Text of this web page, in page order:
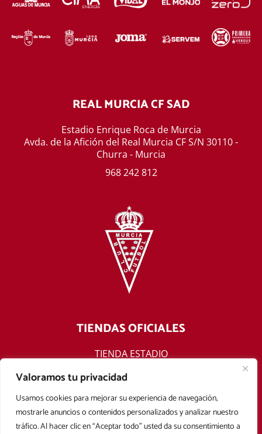
Valoramos tu privacidad
Usamos cookies para mejorar su experiencia de navegación,
mostrarle anuncios o contenidos personalizados y analizar nuestro
tráfico. Al hacer clic en “Aceptar todo” usted da su consentimiento a
REAL MURCIA CF SAD
Estadio Enrique Roca de Murcia
Avda. de la Afición del Real Murcia CF S/N 30110 -
Churra - Murcia
968 242 812
TIENDAS OFICIALES
TIENDA ESTADIO
TIENDA ONLINE
F
a
c
T
w
i
Y
o
u
I
n
s